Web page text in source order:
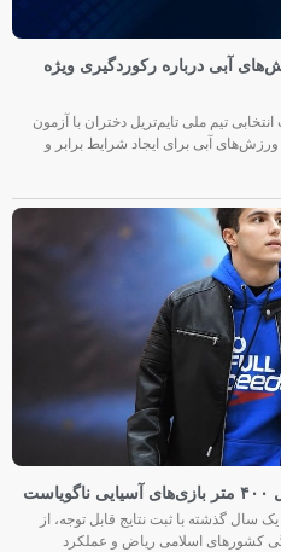
آبی درباره رکوردگیری ویژه
تیم ملی تایم‌تریل دختران با آزمون
آبی برای ایجاد شرایط برابر و
سال گذشته با ثبت نتایج قابل توجه، از
کشورهای اسلامی ریاض و عملکرد